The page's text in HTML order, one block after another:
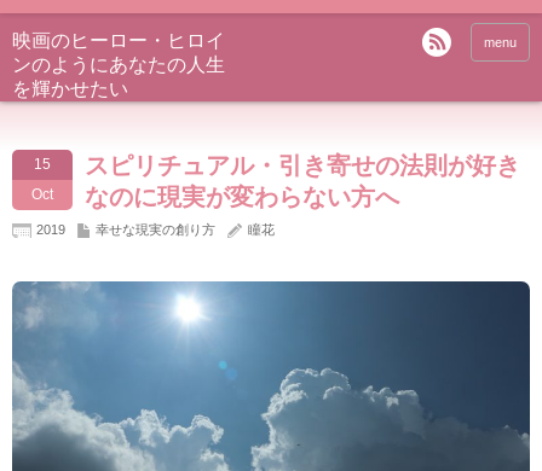
映画のヒーロー・ヒロイ
ンのようにあなたの人生
を輝かせたい
menu
15
Oct
スピリチュアル・引き寄せの法則が好き
なのに現実が変わらない方へ
2019 幸せな現実の創り方 瞳花